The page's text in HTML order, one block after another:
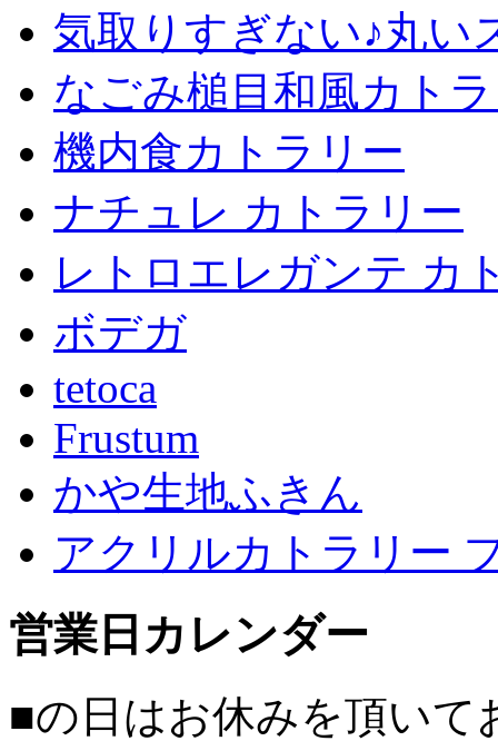
気取りすぎない♪丸い
なごみ槌目和風カト
機内食カトラリー
ナチュレ カトラリー
レトロエレガンテ カ
ボデガ
tetoca
Frustum
かや生地ふきん
アクリルカトラリー
営業日カレンダー
■の日はお休みを頂いて